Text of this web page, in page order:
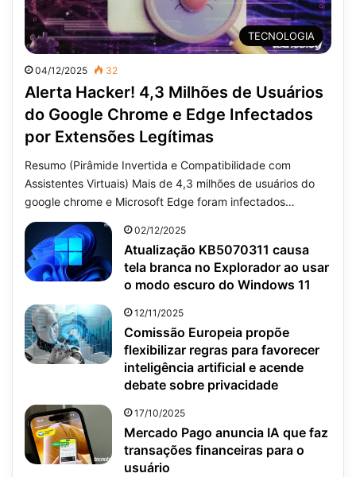
TECNOLOGIA
04/12/2025 32
Alerta Hacker! 4,3 Milhões de Usuários
do Google Chrome e Edge Infectados
por Extensões Legítimas
Resumo (Pirâmide Invertida e Compatibilidade com
Assistentes Virtuais) Mais de 4,3 milhões de usuários do
google chrome e Microsoft Edge foram infectados…
02/12/2025
Atualização KB5070311 causa
tela branca no Explorador ao usar
o modo escuro do Windows 11
12/11/2025
Comissão Europeia propõe
flexibilizar regras para favorecer
inteligência artificial e acende
debate sobre privacidade
17/10/2025
Mercado Pago anuncia IA que faz
transações financeiras para o
usuário